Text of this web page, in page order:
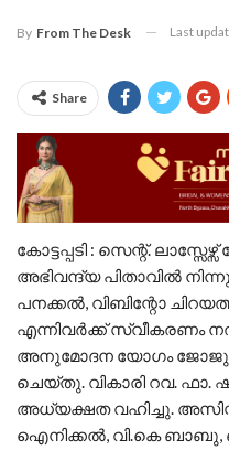
By From The Desk Last
Share
കോട്ടപ്പടി : സെന്റ്.
അഭിവന്ദ്യ പിതാവിൽ
പനക്കൽ, വിബിന്റോ
എന്നിവർക്ക് സ്വീകരണം
അനുമോദന യോഗം ജോജു
ചെയ്തു. വികാരി റവ.
അധ്യക്ഷത വഹിച്ചു.
ഐനിക്കൽ, വി.കെ ബാബു,